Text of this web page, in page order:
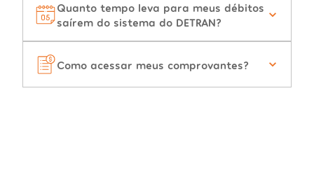
Quanto tempo leva para meus débitos
saírem do sistema do DETRAN?
Como acessar meus comprovantes?